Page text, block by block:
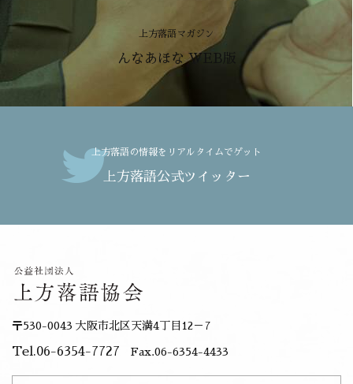
上方落語マガジン
んなあほな WEB版
上方落語の情報をリアルタイムでゲット
上方落語公式ツイッター
〒530-0043 大阪市北区天満4丁目12－7
Tel.06-6354-7727 Fax.06-6354-4433